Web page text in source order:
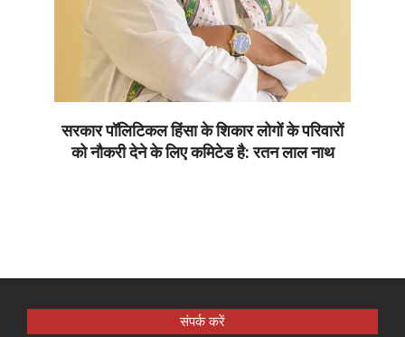
सरकार पॉलिटिकल हिंसा के शिकार लोगों के परिवारों
को नौकरी देने के लिए कमिटेड है: रतन लाल नाथ
संपर्क करें